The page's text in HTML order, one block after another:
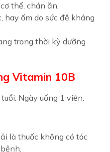
thể, chán ăn.
hay ốm do sức đề kháng
trong thời kỳ dưỡng
Vitamin 10B
Ngày uống 1 viên.
là thuốc không có tác